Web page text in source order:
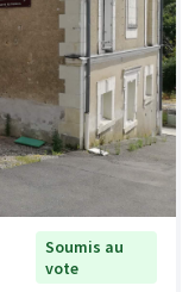
Soumis au
vote